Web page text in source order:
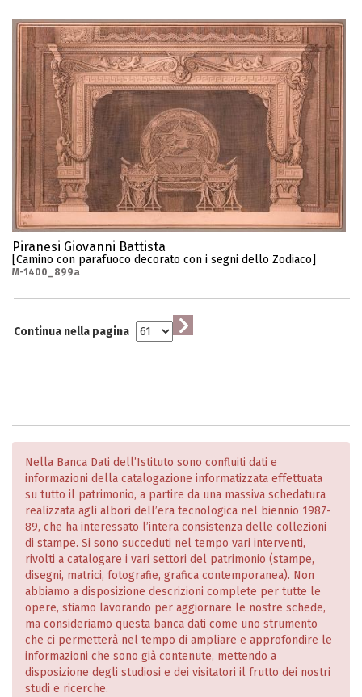
Piranesi Giovanni Battista
[Camino con parafuoco decorato con i segni dello Zodiaco]
M-1400_899a
Continua nella pagina
Nella Banca Dati dell’Istituto sono confluiti dati e
informazioni della catalogazione informatizzata effettuata
su tutto il patrimonio, a partire da una massiva schedatura
realizzata agli albori dell’era tecnologica nel biennio 1987-
89, che ha interessato l’intera consistenza delle collezioni
di stampe. Si sono succeduti nel tempo vari interventi,
rivolti a catalogare i vari settori del patrimonio (stampe,
disegni, matrici, fotografie, grafica contemporanea). Non
abbiamo a disposizione descrizioni complete per tutte le
opere, stiamo lavorando per aggiornare le nostre schede,
ma consideriamo questa banca dati come uno strumento
che ci permetterà nel tempo di ampliare e approfondire le
informazioni che sono già contenute, mettendo a
disposizione degli studiosi e dei visitatori il frutto dei nostri
studi e ricerche.